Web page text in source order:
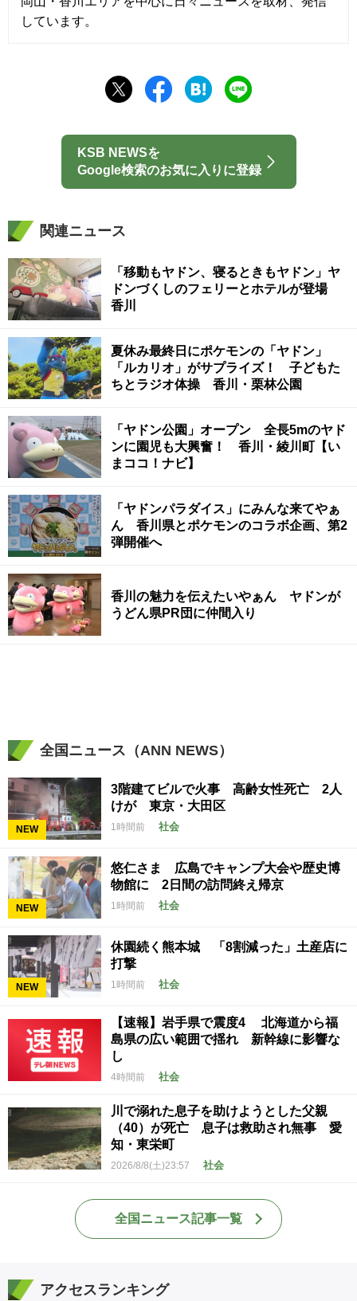
しています。
KSB NEWSを
Google検索のお気に入りに登録
関連ニュース
「移動もヤドン、寝るときもヤドン」ヤ
ドンづくしのフェリーとホテルが登場
香川
夏休み最終日にポケモンの「ヤドン」
「ルカリオ」がサプライズ！ 子どもた
ちとラジオ体操 香川・栗林公園
「ヤドン公園」オープン 全長5mのヤド
ンに園児も大興奮！ 香川・綾川町【い
まココ！ナビ】
「ヤドンパラダイス」にみんな来てやぁ
ん 香川県とポケモンのコラボ企画、第2
弾開催へ
香川の魅力を伝えたいやぁん ヤドンが
うどん県PR団に仲間入り
全国ニュース（ANN NEWS）
NEW
3階建てビルで火事 高齢女性死亡 2人
けが 東京・大田区
1時間前 社会
NEW
悠仁さま 広島でキャンプ大会や歴史博
物館に 2日間の訪問終え帰京
1時間前 社会
NEW
休園続く熊本城 「8割減った」土産店に
打撃
1時間前 社会
【速報】岩手県で震度4 北海道から福
島県の広い範囲で揺れ 新幹線に影響な
し
4時間前 社会
川で溺れた息子を助けようとした父親
（40）が死亡 息子は救助され無事 愛
知・東栄町
2026/8/8(土)23:57 社会
全国ニュース記事一覧
アクセスランキング